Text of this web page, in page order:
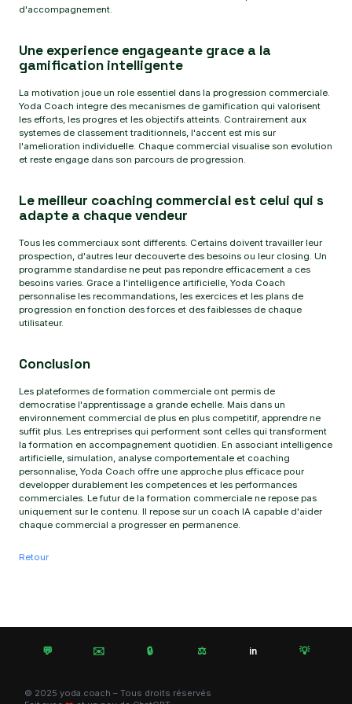
d'accompagnement.
Une experience engageante grace a la
gamification intelligente
La motivation joue un role essentiel dans la progression commerciale.
Yoda Coach integre des mecanismes de gamification qui valorisent
les efforts, les progres et les objectifs atteints. Contrairement aux
systemes de classement traditionnels, l'accent est mis sur
l'amelioration individuelle. Chaque commercial visualise son evolution
et reste engage dans son parcours de progression.
Le meilleur coaching commercial est celui qui s
adapte a chaque vendeur
Tous les commerciaux sont differents. Certains doivent travailler leur
prospection, d'autres leur decouverte des besoins ou leur closing. Un
programme standardise ne peut pas repondre efficacement a ces
besoins varies. Grace a l'intelligence artificielle, Yoda Coach
personnalise les recommandations, les exercices et les plans de
progression en fonction des forces et des faiblesses de chaque
utilisateur.
Conclusion
Les plateformes de formation commerciale ont permis de
democratise l'apprentissage a grande echelle. Mais dans un
environnement commercial de plus en plus competitif, apprendre ne
suffit plus. Les entreprises qui performent sont celles qui transforment
la formation en accompagnement quotidien. En associant intelligence
artificielle, simulation, analyse comportementale et coaching
personnalise, Yoda Coach offre une approche plus efficace pour
developper durablement les competences et les performances
commerciales. Le futur de la formation commerciale ne repose pas
uniquement sur le contenu. Il repose sur un coach IA capable d'aider
chaque commercial a progresser en permanence.
Retour
💬 ✉️ 🔒 ⚖️ in 💡
© 2025 yoda.coach – Tous droits réservés